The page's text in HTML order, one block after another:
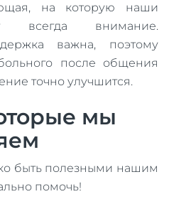
на которую наши
всегда внимание.
важна, поэтому
после общения
точно улучшится.
мы
быть полезными нашим
помочь!